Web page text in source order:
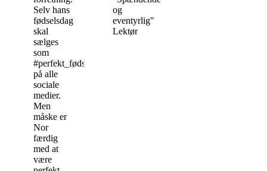
Selv hans
fødselsdag
skal
sælges
som
#perfekt_fødselsdag
på alle
sociale
medier.
Men
måske er
Nor
færdig
med at
være
og
eventyrlig"
Lektør